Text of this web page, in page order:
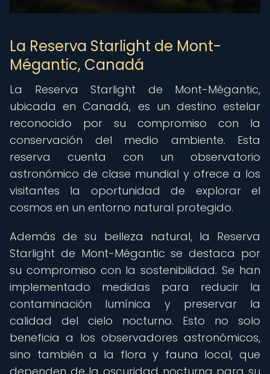
La Reserva Starlight de Mont-
Mégantic, Canadá
La Reserva Starlight de Mont-Mégantic,
ubicada en Canadá, es un destino estelar
reconocido por su compromiso con la
conservación del medio ambiente. Esta
reserva cuenta con un observatorio
astronómico de clase mundial y ofrece a los
visitantes la oportunidad de explorar el
cosmos en un entorno natural protegido.
Además de su belleza natural, la Reserva
Starlight de Mont-Mégantic se destaca por
su compromiso con la sostenibilidad. Se han
implementado medidas para reducir la
contaminación lumínica y preservar la
calidad del cielo nocturno. Esto no solo
beneficia a los observadores astronómicos,
sino también a la flora y fauna local, que